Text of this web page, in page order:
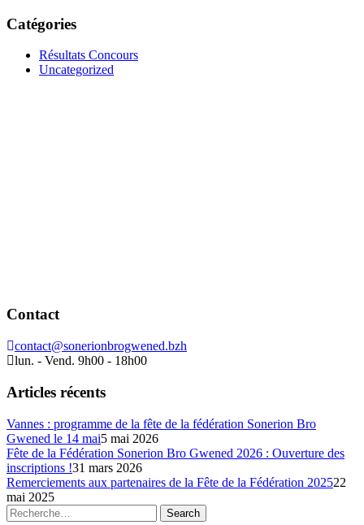
Catégories
Résultats Concours
Uncategorized
Contact
contact@sonerionbrogwened.bzh
lun. - Vend. 9h00 - 18h00
Articles récents
Vannes : programme de la fête de la fédération Sonerion Bro
Gwened le 14 mai5 mai 2026
Fête de la Fédération Sonerion Bro Gwened 2026 : Ouverture des
inscriptions !31 mars 2026
Remerciements aux partenaires de la Fête de la Fédération 202522
mai 2025